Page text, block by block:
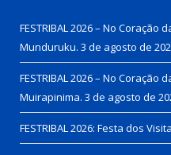
FESTRIBAL 2026 – No
Munduruku. 3 de agosto de
FESTRIBAL 2026 – No
Muirapinima. 3 de agosto de
FESTRIBAL 2026: Festa dos